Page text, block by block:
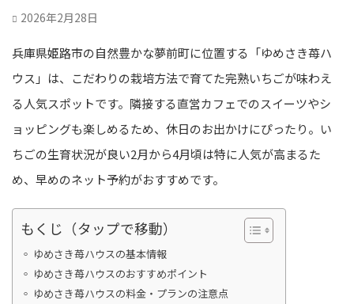
2026年2月28日
兵庫県姫路市の自然豊かな夢前町に位置する「ゆめさき苺ハ
ウス」は、こだわりの栽培方法で育てた完熟いちごが味わえ
る人気スポットです。隣接する直営カフェでのスイーツやシ
ョッピングも楽しめるため、休日のお出かけにぴったり。い
ちごの生育状況が良い2月から4月頃は特に人気が高まるた
め、早めのネット予約がおすすめです。
もくじ（タップで移動）
ゆめさき苺ハウスの基本情報
ゆめさき苺ハウスのおすすめポイント
ゆめさき苺ハウスの料金・プランの注意点